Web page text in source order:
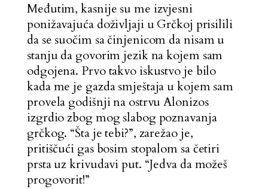
Međutim, kasnije su me izvjesni
ponižavajuća doživljaji u Grčkoj prisilili
da se suočim sa činjenicom da nisam u
stanju da govorim jezik na kojem sam
odgojena. Prvo takvo iskustvo je bilo
kada me je gazda smještaja u kojem sam
provela godišnji na ostrvu Alonizos
izgrdio zbog mog slabog poznavanja
grčkog. “Šta je tebi?”, zarežao je,
pritiščući gas bosim stopalom sa četiri
prsta uz krivudavi put. “Jedva da možeš
progovorit!”